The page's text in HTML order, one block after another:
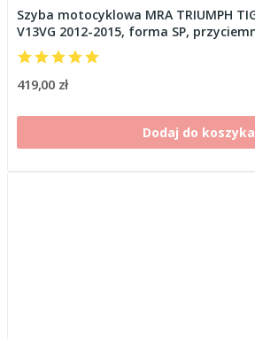
Szyba motocyklowa MRA TRIUMPH
V13VG 2012-2015, forma SP,
419,00 zł
Dodaj do koszyka